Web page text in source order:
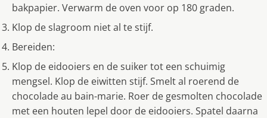
bakpapier. Verwarm de oven voor op 180 graden.
Klop de slagroom niet al te stijf.
Bereiden:
Klop de eidooiers en de suiker tot een schuimig
mengsel. Klop de eiwitten stijf. Smelt al roerend de
chocolade au bain-marie. Roer de gesmolten chocolade
met een houten lepel door de eidooiers. Spatel daarna